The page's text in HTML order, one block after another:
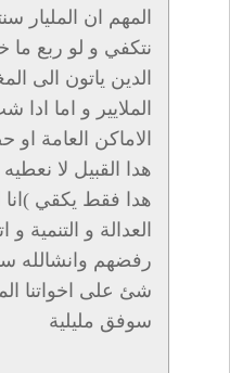
المهم ان المليار
نتكفي و لو ربع ما
الدين ياتون الى
الملايير و اما
الاماكن العامة
هدا القبيل لا
هدا فقط يكقي
العدالة و التنمية
رفضهم وانشالله
شئ على اخواتنا
سوفق مليلية